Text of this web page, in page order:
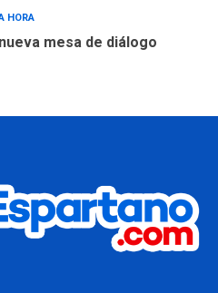
HORA
mesa de diálogo